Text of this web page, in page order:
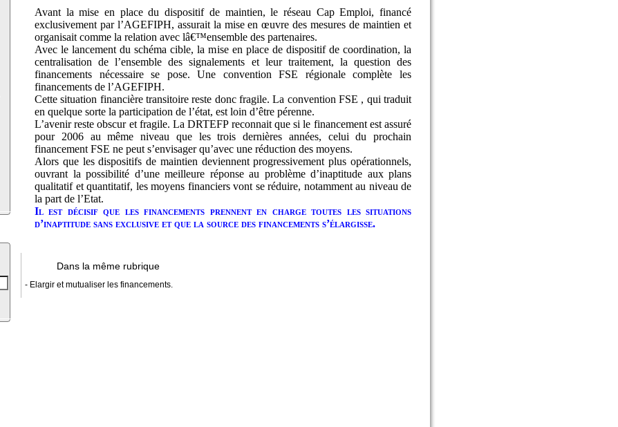
Avant la mise en place du dispositif de maintien, le réseau Cap Emploi, financé
exclusivement par l’AGEFIPH, assurait la mise en œuvre des mesures de maintien et
organisait comme la relation avec lâ€™ensemble des partenaires.
Avec le lancement du schéma cible, la mise en place de dispositif de coordination, la
centralisation de l’ensemble des signalements et leur traitement, la question des
financements nécessaire se pose. Une convention FSE régionale complète les
financements de l’AGEFIPH.
Cette situation financière transitoire reste donc fragile.La convention FSE , qui traduit
en quelque sorte la participation de l’état, est loin d’être pérenne.
L’avenir reste obscur et fragile. La DRTEFP reconnait que si le financement est assuré
pour 2006 au même niveau que les trois dernières années, celui du prochain
financement FSE ne peut s’envisager qu’avec une réduction des moyens.
Alors que les dispositifs de maintien deviennent progressivement plus opérationnels,
ouvrant la possibilité d’une meilleure réponse au problème d’inaptitude aux plans
qualitatif et quantitatif, les moyens financiers vont se réduire, notamment au niveau de
la part de l’Etat.
Il est décisif que les financements prennent en charge toutes les situations
d’inaptitude sans exclusive et que la source des financements s’élargisse.
Dans la même rubrique
- Elargir et mutualiser les financements.